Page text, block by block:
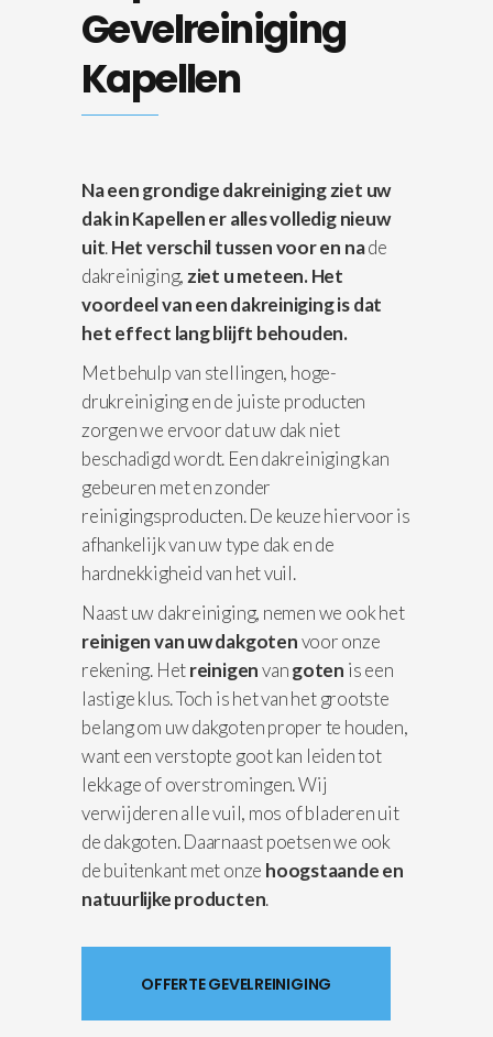
Gevelreiniging
Kapellen
Na een grondige dakreiniging ziet uw
dak in Kapellen er alles volledig nieuw
uit.Het verschiltussen voor en nade
dakreiniging, ziet u meteen. Het
voordeel van een dakreiniging is dat
het effect lang blijft behouden.
Met behulp van stellingen, hoge-
drukreiniging en de juiste producten
zorgen we ervoor dat uw dak niet
beschadigd wordt. Een dakreiniging kan
gebeuren met en zonder
reinigingsproducten. De keuze hiervoor is
afhankelijk van uw type dak en de
hardnekkigheid van het vuil.
Naast uw dakreiniging, nemen we ook het
reinigen van uw dakgotenvoor onze
rekening. Hetreinigenvangoten is een
lastige klus. Toch is het van het grootste
belang om uw dakgoten proper te houden,
want een verstopte goot kan leiden tot
lekkage of overstromingen. Wij
verwijderen alle vuil, mos of bladeren uit
de dakgoten. Daarnaast poetsen we ook
de buitenkant met onze hoogstaande en
natuurlijke producten.
OFFERTE GEVELREINIGING